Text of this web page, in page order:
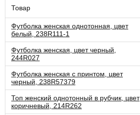
Товар
Футболка женская однотонная, цвет
белый, 238R111-1
Футболка женская, цвет черный,
244R027
Футболка женская с принтом, цвет
черный, 238R57379
Топ женский однотонный в рубчик, цвет
коричневый, 214R262